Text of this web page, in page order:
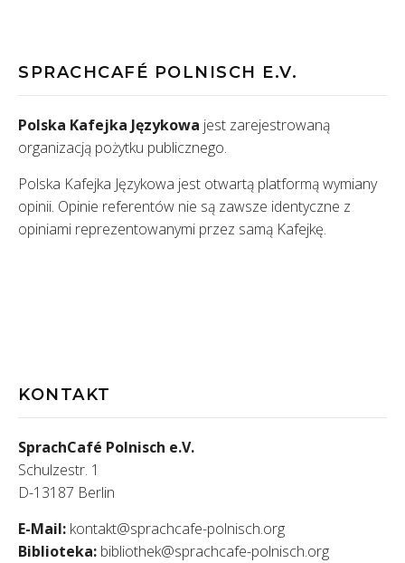
SPRACHCAFÉ POLNISCH E.V.
Polska Kafejka Językowa jest zarejestrowaną
organizacją pożytku publicznego.
Polska Kafejka Językowa jest otwartą platformą wymiany
opinii. Opinie referentów nie są zawsze identyczne z
opiniami reprezentowanymi przez samą Kafejkę.
KONTAKT
SprachCafé Polnisch e.V.
Schulzestr. 1
D-13187 Berlin
E-Mail: kontakt@sprachcafe-polnisch.org
Biblioteka: bibliothek@sprachcafe-polnisch.org